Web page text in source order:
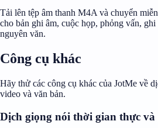
Tải lên tệp âm thanh M4A và chuyển
cho bản ghi âm, cuộc họp, phỏng vấn,
nguyên văn.
Công cụ khác
Hãy thử các công cụ khác của JotMe về
video và văn bản.
Dịch giọng nói thời gian thực và